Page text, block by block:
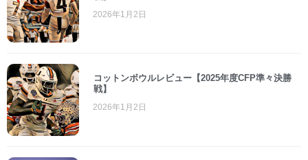
2026年1月2日
コットンボウルレビュー【2025年度CFP準々決勝
戦】
2026年1月2日